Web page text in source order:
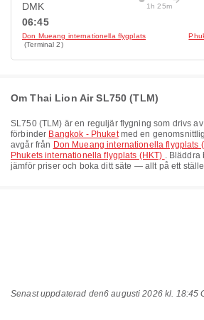
DMK
06:45
Don Mueang internationella flygplats
(Terminal 2)
1h 25m
Om Thai Lion Air SL750 (TLM)
SL750(TLM) är en reguljär flygning som drivs av
förbinder Bangkok - Phuketmed en
avgår från Don Mueang internationella flygplats
Phukets internationella flygplats (HKT) . Bläddra
jämför priser och boka ditt säte — allt på ett
Senast uppdaterad den6 augusti 2026 kl. 18:45